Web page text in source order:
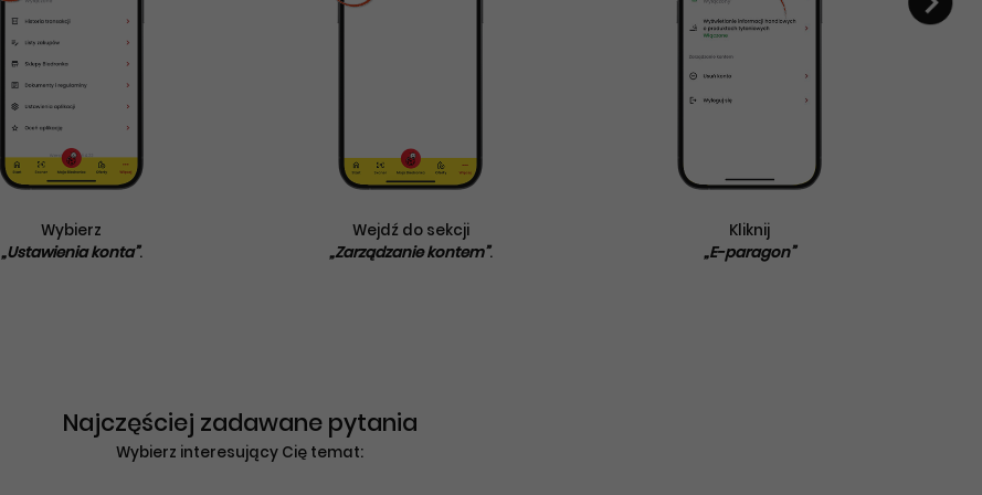
Wybierz
„Ustawienia konta”.
Wejdź do sekcji
„Zarządzanie kontem”.
Kliknij
„E-paragon”
Najczęściej zadawane pytania
Wybierz interesujący Cię temat: